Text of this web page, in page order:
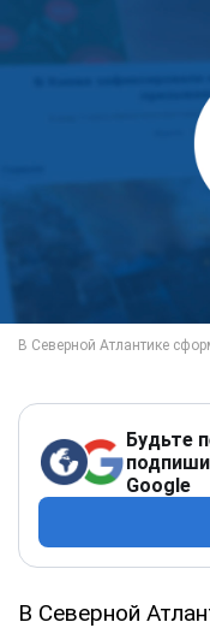
Будьте
Google
В Северной